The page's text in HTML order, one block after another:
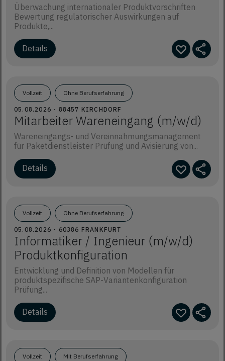
Überwachung internationaler Produktvorschriften
Bewertung regulatorischer Auswirkungen auf
Produkte,...
Details
Vollzeit Ohne Berufserfahrung
05.08.2026 - 88457 KIRCHDORF
Mitarbeiter Wareneingang (m/w/d)
Wareneingangs- und Vereinnahmungsmanagement
für Paketdienstleister Prüfung und Avisierung von...
Details
Vollzeit Ohne Berufserfahrung
05.08.2026 - 60386 FRANKFURT
Informatiker / Ingenieur (m/w/d)
Produktkonfiguration
Entwicklung und Definition von Modellen für
produktspezifische SAP-Variantenkonfiguration
Prüfung...
Details
Vollzeit Mit Berufserfahrung